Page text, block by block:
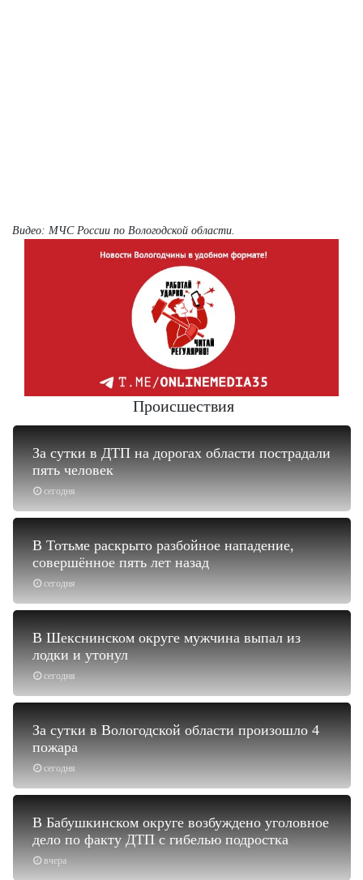
Видео: МЧС России по Вологодской области.
Происшествия
сегодня
За сутки в ДТП на дорогах области пострадали
пять человек
сегодня
В Тотьме раскрыто разбойное нападение,
совершённое пять лет назад
сегодня
В Шекснинском округе мужчина выпал из
лодки и утонул
сегодня
За сутки в Вологодской области произошло 4
пожара
вчера
В Бабушкинском округе возбуждено уголовное
дело по факту ДТП с гибелью подростка